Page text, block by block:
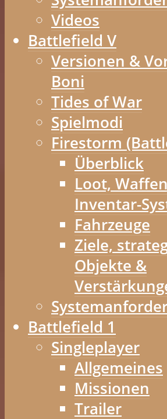
Videos
Battlefield V
Versionen &
Boni
Tides of War
Spielmodi
Firestorm
Überblick
Loot,
Inventar-
Fahrzeuge
Ziele,
Objekte &
Battlefield 1
Singleplayer
Allgemeines
Missionen
Trailer